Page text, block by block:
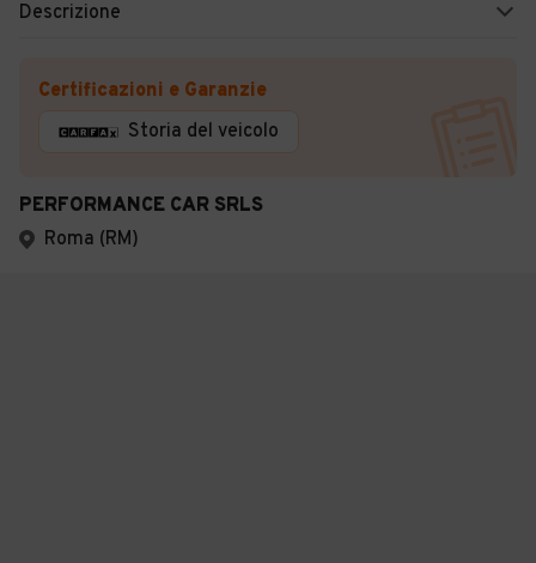
Descrizione
Certificazioni e Garanzie
Storia del veicolo
PERFORMANCE CAR SRLS
Roma (RM)